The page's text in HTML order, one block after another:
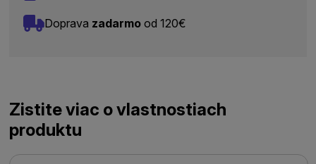
Doprava zadarmo od 120€
Zistite viac o vlastnostiach
produktu